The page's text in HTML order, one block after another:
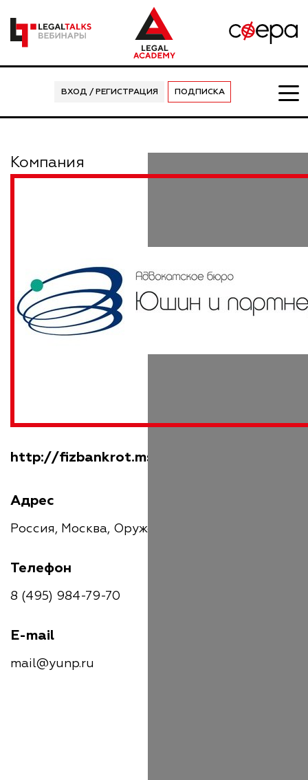
ВХОД / РЕГИСТРАЦИЯ ПОДПИСКА
Компания
http://fizbankrot.msk.ru/
Адрес
Россия, Москва, Оружейный переулок, 15А
Телефон
8 (495) 984-79-70
E-mail
mail@yunp.ru